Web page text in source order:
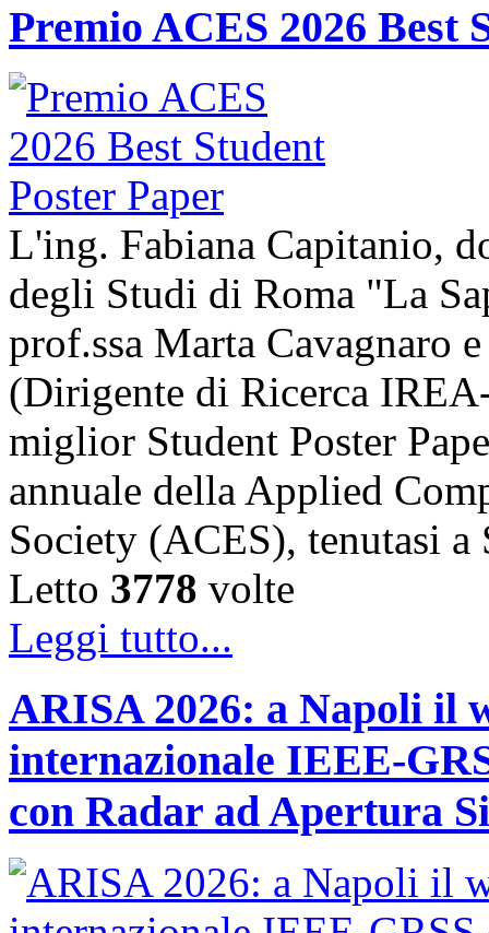
Premio ACES 2026 Best
L'ing. Fabiana Capitanio,
degli Studi di Roma "La
prof.ssa Marta Cavagnaro
(Dirigente di Ricerca
miglior Student Poster
annuale della Applied
Society (ACES), tenutasi
Letto 3778 volte
Leggi tutto...
ARISA 2026: a Napoli il
internazionale IEEE-
con Radar ad Apertura